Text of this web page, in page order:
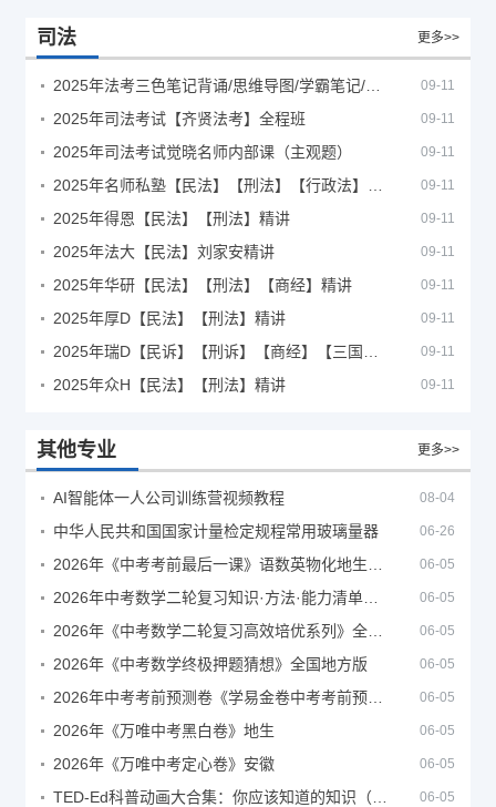
司法 更多>>
09-11
2025年司法考试【齐贤法考】全程班 09-11
2025年司法考试觉晓名师内部课（主观题） 09-11
09-11
2025年得恩【民法】【刑法】精讲 09-11
2025年法大【民法】刘家安精讲 09-11
2025年华研【民法】【刑法】【商经】精讲 09-11
2025年厚D【民法】【刑法】精讲 09-11
09-11
2025年众H【民法】【刑法】精讲 09-11
其他专业 更多>>
AI智能体一人公司训练营视频教程 08-04
中华人民共和国国家计量检定规程常用玻璃量器 06-26
06-05
06-05
06-05
2026年《中考数学终极押题猜想》全国地方版 06-05
06-05
2026年《万唯中考黑白卷》地生 06-05
2026年《万唯中考定心卷》安徽 06-05
06-05